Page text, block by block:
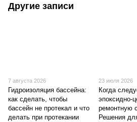
Другие записи
7 августа 2026
Гидроизоляция бассейна:
как сделать, чтобы
бассейн не протекал и что
делать при протекании
23 июля 2026
Когда
эпоксидно-
ремонтную
Решения